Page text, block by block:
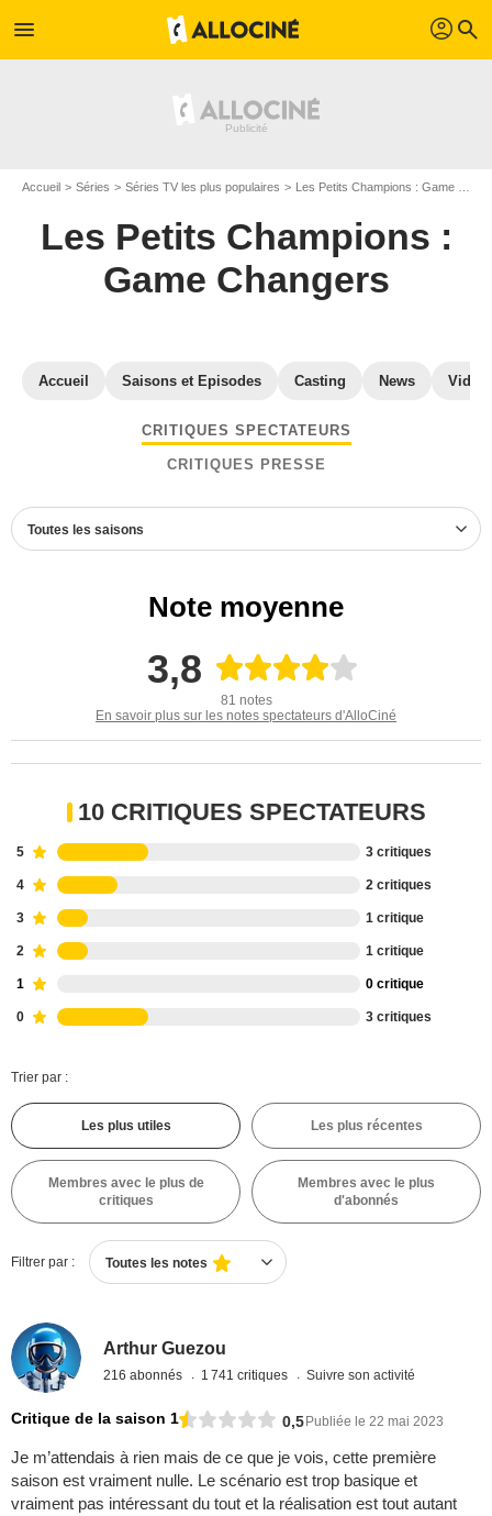
menu profil search
Accueil Séries Séries TV les plus populaires Les Petits Champions : Game Changers
Les Petits Champions :
Game Changers
Accueil Saisons et Episodes Casting News
CRITIQUES SPECTATEURS
CRITIQUES PRESSE
Toutes les saisons
Note moyenne
3,8
81 notes
En savoir plus sur les notes spectateurs d'AlloCiné
10 CRITIQUES SPECTATEURS
5 3 critiques
4 2 critiques
3 1 critique
2 1 critique
1 0 critique
0 3 critiques
Trier par :
Les plus utiles Les plus récentes
Membres avec le plus de
critiques
Membres avec le plus
d'abonnés
Filtrer par : Toutes les notes
Arthur Guezou
216 abonnés 1 741 critiques Suivre son activité
Critique de la saison 1 0,5Publiée le 22 mai 2023
Je m’attendais à rien mais de ce que je vois, cette première
saison est vraiment nulle. Le scénario est trop basique et
vraiment pas intéressant du tout et la réalisation est tout autant